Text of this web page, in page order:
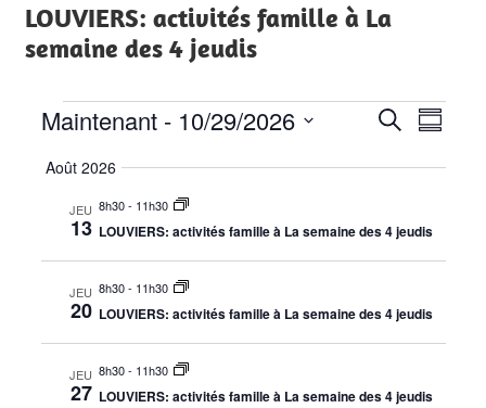
LOUVIERS: activités famille à La
semaine des 4 jeudis
Évènements
de
vues
Recherche
vues
Résumé
Maintenant - 10/29/2026
la
Août 2026
JEU
13
8h30- 11h30
LOUVIERS: activités famille à La semaine des 4 jeudis
JEU
20
8h30- 11h30
LOUVIERS: activités famille à La semaine des 4 jeudis
JEU
27
8h30- 11h30
LOUVIERS: activités famille à La semaine des 4 jeudis